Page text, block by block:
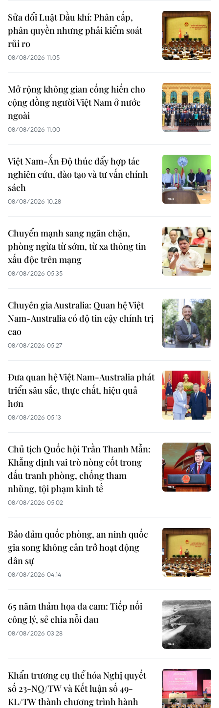
Sửa đổi Luật Dầu khí: Phân cấp,
phân quyền nhưng phải kiểm soát
rủi ro
08/08/2026 11:05
Mở rộng không gian cống hiến cho
cộng đồng người Việt Nam ở nước
ngoài
08/08/2026 11:00
Việt Nam-Ấn Độ thúc đẩy hợp tác
nghiên cứu, đào tạo và tư vấn chính
sách
08/08/2026 10:28
Chuyển mạnh sang ngăn chặn,
phòng ngừa từ sớm, từ xa thông tin
xấu độc trên mạng
08/08/2026 05:35
Chuyên gia Australia: Quan hệ Việt
Nam-Australia có độ tin cậy chính trị
cao
08/08/2026 05:27
Đưa quan hệ Việt Nam-Australia phát
triển sâu sắc, thực chất, hiệu quả
hơn
08/08/2026 05:13
Chủ tịch Quốc hội Trần Thanh Mẫn:
Khẳng định vai trò nòng cốt trong
đấu tranh phòng, chống tham
nhũng, tội phạm kinh tế
08/08/2026 05:02
Bảo đảm quốc phòng, an ninh quốc
gia song không cản trở hoạt động
dân sự
08/08/2026 04:14
65 năm thảm họa da cam: Tiếp nối
công lý, sẻ chia nỗi đau
08/08/2026 03:28
Khẩn trương cụ thể hóa Nghị quyết
số 23-NQ/TW và Kết luận số 49-
KL/TW thành chương trình hành